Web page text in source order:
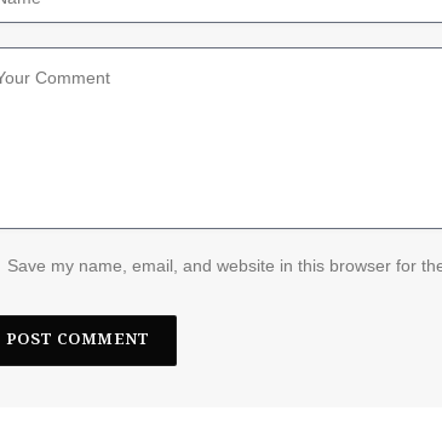
Save my name, email, and website in this browser for